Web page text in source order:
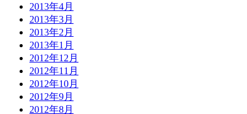
2013年4月
2013年3月
2013年2月
2013年1月
2012年12月
2012年11月
2012年10月
2012年9月
2012年8月